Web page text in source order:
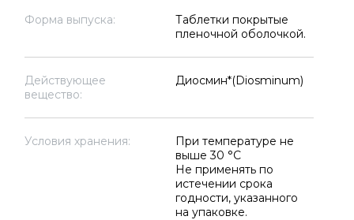
Форма выпуска:
Таблетки покрытые
пленочной оболочкой.
Действующее
вещество:
Диосмин*(Diosminum)
Условия хранения:
При температуре не
выше 30 °C
Не применять по
истечении срока
годности, указанного
на упаковке.